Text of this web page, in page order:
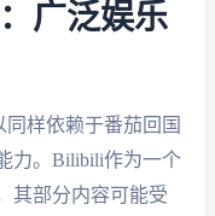
广泛娱乐
样依赖于番茄回国
力。Bilibili作为一个
其部分内容可能受